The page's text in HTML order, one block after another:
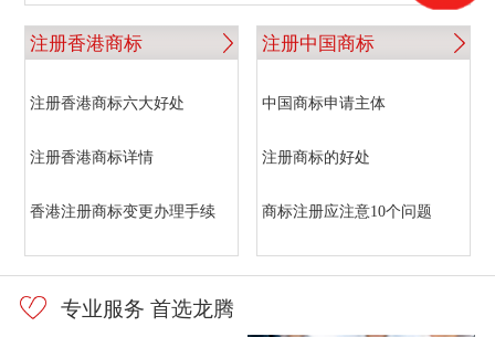
注册香港商标
注册香港商标六大好处
注册香港商标详情
香港注册商标变更办理手续
注册中国商标
中国商标申请主体
注册商标的好处
商标注册应注意10个问题
专业服务 首选龙腾